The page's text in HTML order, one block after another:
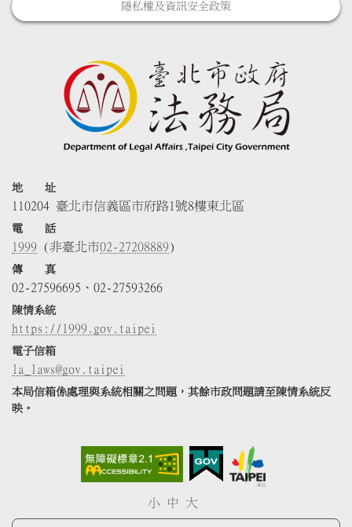
隱私權及資訊安全政策
地 址
110204 臺北市信義區市府路1號8樓東北區
電 話
1999 (非臺北市02-27208889)
傳 真
02-27596695、02-27593266
陳情系統
https://1999.gov.taipei
電子信箱
la_laws@gov.taipei
本局信箱係處理與系統相關之問題，其餘市政問題請至陳情系統反
映。
小 中 大